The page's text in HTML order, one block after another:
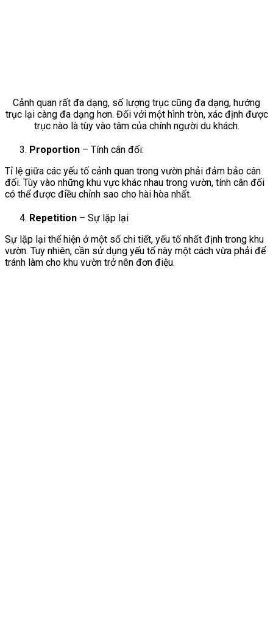
Cảnh quan rất đa dạng, số lượng trục cũng đa dạng, hướng
trục lại càng đa dạng hơn. Đối với một hình tròn, xác định được
trục nào là tùy vào tâm của chính người du khách.
Proportion – Tính cân đối:
Tỉ lệ giữa các yếu tố cảnh quan trong vườn phải đảm bảo cân
đối. Tùy vào những khu vực khác nhau trong vườn, tính cân đối
có thể được điều chỉnh sao cho hài hòa nhất.
Repetition – Sự lặp lại
Sự lặp lại thể hiện ở một số chi tiết, yếu tố nhất định trong khu
vườn. Tuy nhiên, cần sử dụng yếu tố này một cách vừa phải để
tránh làm cho khu vườn trở nên đơn điệu.